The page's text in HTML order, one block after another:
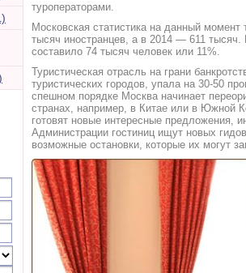
туроператорами.
Московская статистика на данный момент
тысяч иностранцев, а в 2014 — 611 тысяч.
составило 74 тысяч человек или 11%.
Туристическая отрасль на грани
туристических городов, упала на 30-50
спешном порядке Москва начинает
странах, например, в Китае или в Южной
готовят новые интересные предложения,
Администрации гостиниц ищут новых
возможные остановки, которые их могут